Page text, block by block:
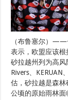
（布鲁塞尔）——
表示，欧盟应该
砂拉越州列为高风
Rivers、KERUAN
估，砂拉越是森
公顷的原始雨林